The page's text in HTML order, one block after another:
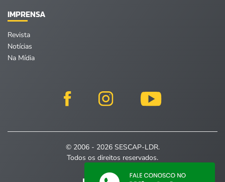
IMPRENSA
Revista
Notícias
Na Mídia
© 2006 - 2026 SESCAP-LDR.
Todos os direitos reservados.